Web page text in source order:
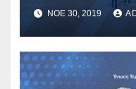
ΝΟΈ 30, 2019